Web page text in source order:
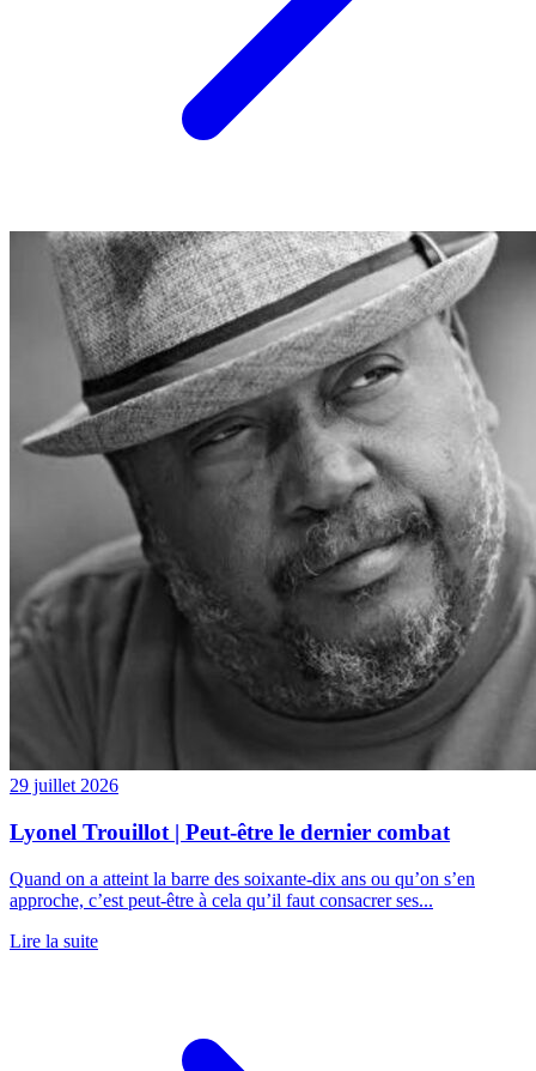
29 juillet 2026
Lyonel Trouillot | Peut-être le dernier combat
Quand on a atteint la barre des soixante-dix ans ou qu’on s’en
approche, c’est peut-être à cela qu’il faut consacrer ses...
Lire la suite